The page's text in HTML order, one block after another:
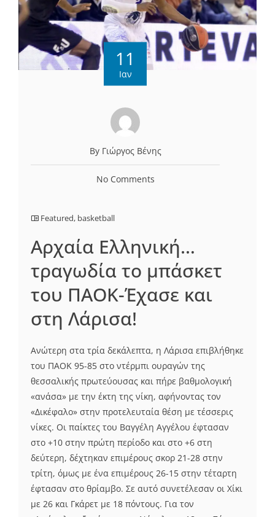
11
Ιαν
By Γιώργος Βένης
No Comments
Featured, basketball
Αρχαία Ελληνική…
τραγωδία το μπάσκετ
του ΠΑΟΚ-Έχασε και
στη Λάρισα!
Ανώτερη στα τρία δεκάλεπτα, η Λάρισα επιβλήθηκε
του ΠΑΟΚ 95-85 στο ντέρμπι ουραγών της
θεσσαλικής πρωτεύουσας και πήρε βαθμολογική
«ανάσα» με την έκτη της νίκη, αφήνοντας τον
«Δικέφαλο» στην προτελευταία θέση με τέσσερις
νίκες. Οι παίκτες του Βαγγέλη Αγγέλου έφτασαν
στο +10 στην πρώτη περίοδο και στο +6 στη
δεύτερη, δέχτηκαν επιμέρους σκορ 21-28 στην
τρίτη, όμως με ένα επιμέρους 26-15 στην τέταρτη
έφτασαν στο θρίαμβο. Σε αυτό συνετέλεσαν οι Χίκι
με 26 και Γκάρετ με 18 πόντους. Για τον